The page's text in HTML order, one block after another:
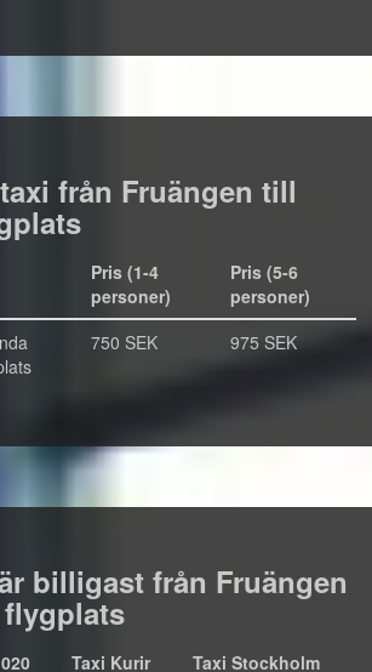
från Fruängen till
Pris (1-4
personer)
Pris (5-6
personer)
750 SEK 975 SEK
billigast från Fruängen
Taxi Kurir Taxi Stockholm